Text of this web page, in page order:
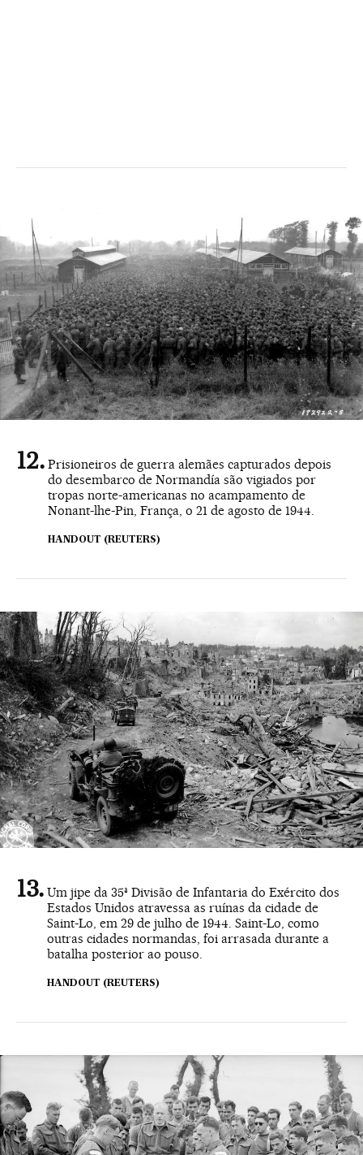
Prisioneiros de guerra alemães capturados depois
do desembarco de Normandía são vigiados por
tropas norte-americanas no acampamento de
Nonant-lhe-Pin, França, o 21 de agosto de 1944.
HANDOUT (REUTERS)
Um jipe da 35ª Divisão de Infantaria do Exército dos
Estados Unidos atravessa as ruínas da cidade de
Saint-Lo, em 29 de julho de 1944. Saint-Lo, como
outras cidades normandas, foi arrasada durante a
batalha posterior ao pouso.
HANDOUT (REUTERS)